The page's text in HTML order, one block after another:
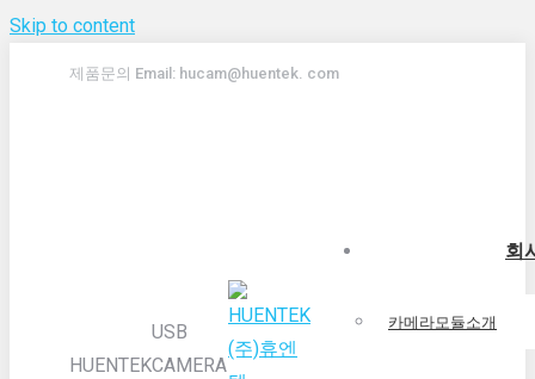
Skip to content
제품문의 Email: hucam@huentek. com
HUENTEK
USB
CAMERA
회
카메라모듈소개